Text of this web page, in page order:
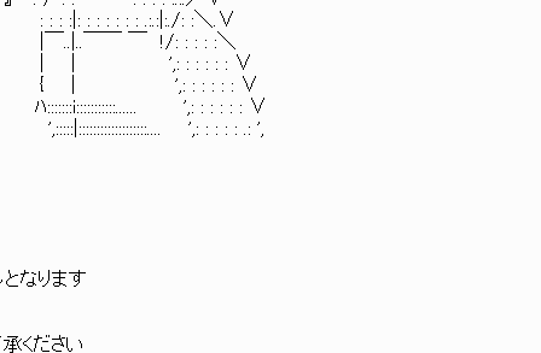
: :＼.∨
!/: : : : :＼
: : : : ∨
: : : : ∨
',: : : : : : ∨
',: : : : : .: ',
なります
ください